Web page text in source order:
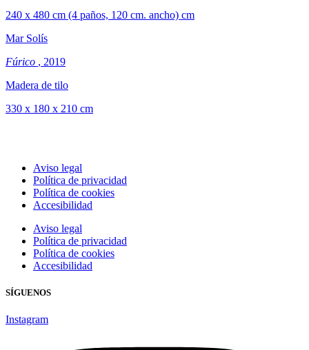
240 x 480 cm (4 paños, 120 cm. ancho) cm
Mar Solís
Fúrico , 2019
Madera de tilo
330 x 180 x 210 cm
Aviso legal
Política de privacidad
Política de cookies
Accesibilidad
Aviso legal
Política de privacidad
Política de cookies
Accesibilidad
SÍGUENOS
Instagram